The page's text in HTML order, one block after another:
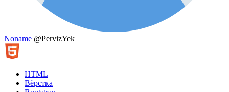
Noname @PervizYek
HTML
Вёрстка